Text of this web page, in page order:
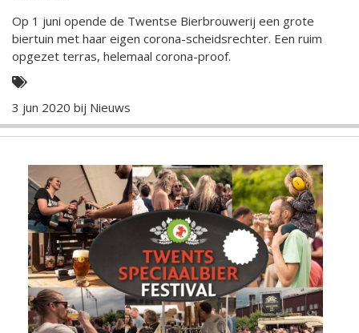
Op 1 juni opende de Twentse Bierbrouwerij een grote
biertuin met haar eigen corona-scheidsrechter. Een ruim
opgezet terras, helemaal corona-proof.
3 jun 2020 bij Nieuws